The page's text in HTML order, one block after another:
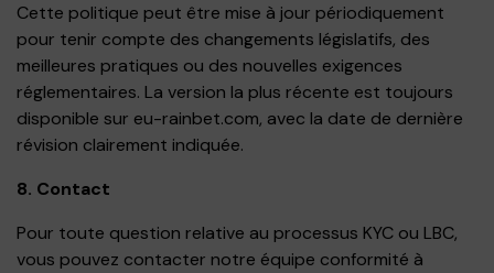
Cette politique peut être mise à jour périodiquement
pour tenir compte des changements législatifs, des
meilleures pratiques ou des nouvelles exigences
réglementaires. La version la plus récente est toujours
disponible sur eu-rainbet.com, avec la date de dernière
révision clairement indiquée.
8. Contact
Pour toute question relative au processus KYC ou LBC,
vous pouvez contacter notre équipe conformité à